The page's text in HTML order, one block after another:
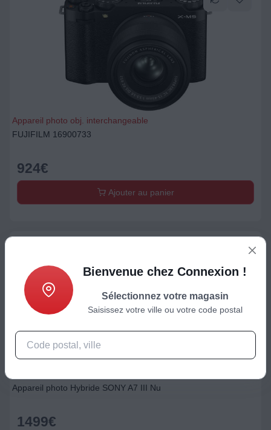
Appareil photo obj. interchangeable
FUJIFILM 16900733
924€
Ajouter au panier
Appareil photo Hybride SONY A7 III Nu
1499€
Bienvenue chez Connexion !
Sélectionnez votre magasin
Saisissez votre ville ou votre code postal